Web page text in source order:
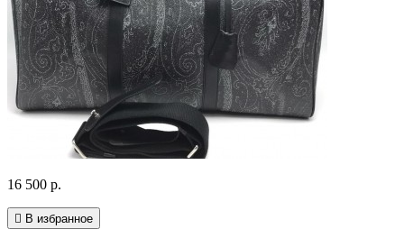
16 500 р.
В избранное